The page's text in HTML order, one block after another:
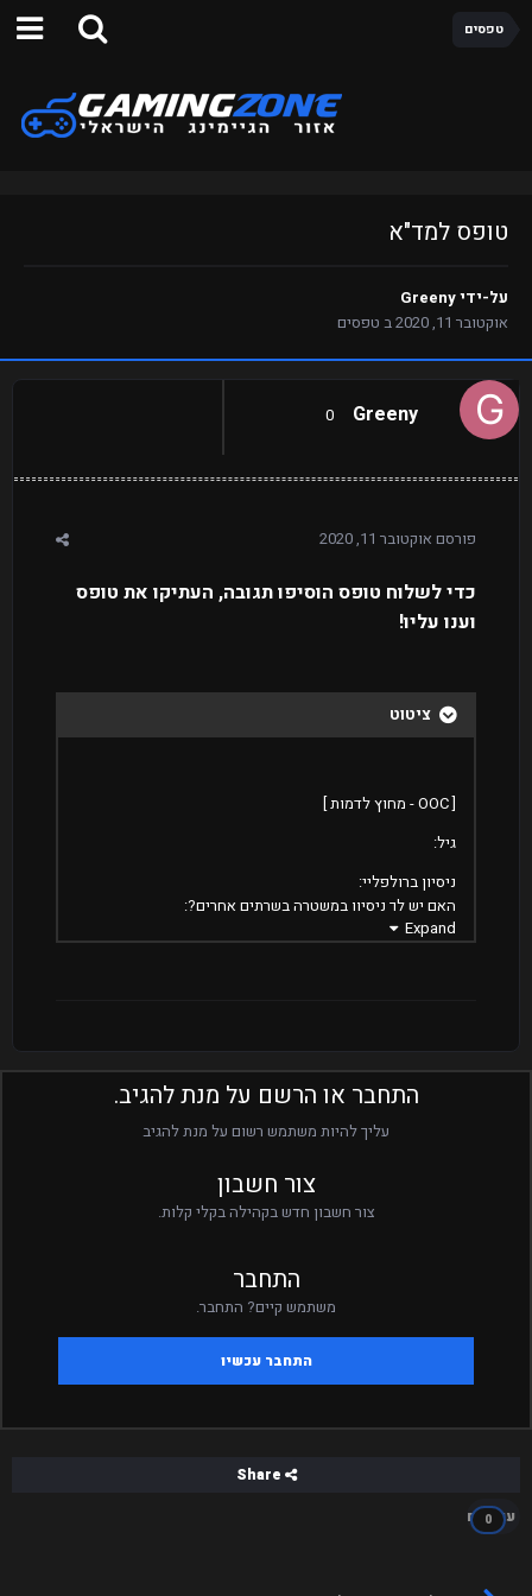
טפסים
טופס למד"א
על-ידיGreeny
אוקטובר 11, 2020
ב טפסים
Greeny
0
פורסם אוקטובר 11, 2020
כדי לשלוח טופס הוסיפו תגובה, העתיקו את טופס
וענו עליו!
ציטוט
[ OOC - מחוץ לדמות ]
גיל:
ניסיון ברולפליי:
האם יש לך ניסיון במשטרה בשרתים אחרים?:
במידה ותתקבל, כמה שעות תוכל להשקיע בשרת ביום?:
מדוע מגיע לך להתקבל למגן דוד אדום?:
הסבר איך מטפלים בפצוע אשר נורה בכתף:
יש שוד, גם השוטרים וגם השודדים פצועים. במי תטפל ראשון?:
Expand
התחבר או הרשם על מנת להגיב.
עליך להיות משתמש רשום על מנת להגיב
צור חשבון
צור חשבון חדש בקהילה בקלי קלות.
התחבר
משתמש קיים? התחבר.
התחבר עכשיו
עוקבים
0